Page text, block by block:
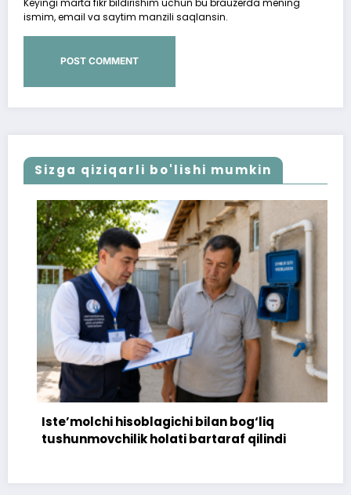
Keyingi marta fikr bildirishim uchun bu brauzerda mening
ismim, email va saytim manzili saqlansin.
Sizga qiziqarli bo'lishi mumkin
Iste’molchi hisoblagichi bilan bog‘liq
tushunmovchilik holati bartaraf qilindi